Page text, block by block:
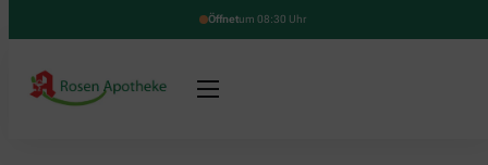
Öffnetum 08:30 Uhr